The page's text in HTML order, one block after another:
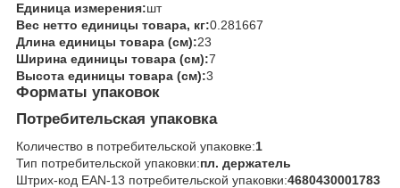
Единица измерения:шт
Вес нетто единицы товара, кг:0.281667
Длина единицы товара (см):23
Ширина единицы товара (см):7
Высота единицы товара (см):3
Форматы упаковок
Потребительская упаковка
Количество в потребительской упаковке:1
Тип потребительской упаковки:пл. держатель
Штрих-код EAN-13 потребительской упаковки:4680430001783